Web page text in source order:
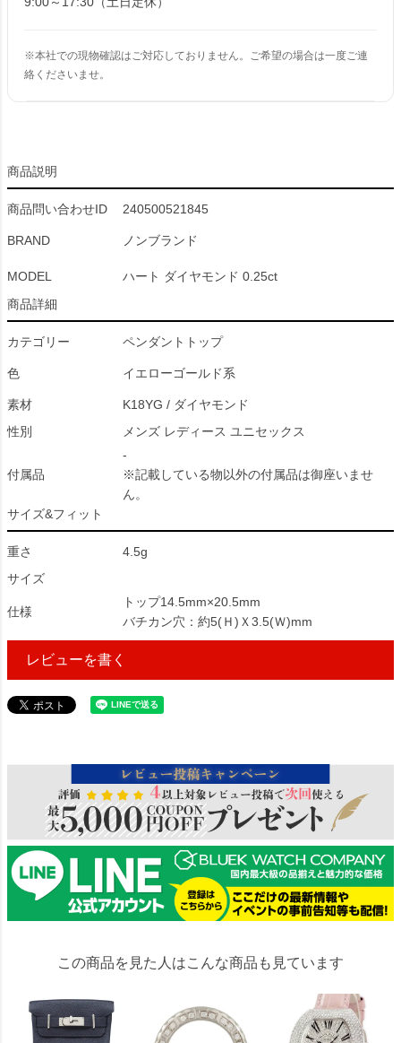
※本社での現物確認はご対応しておりません。ご希望の場合は一度ご連
絡くださいませ。
商品説明
商品問い合わせID 240500521845
BRAND ノンブランド
MODEL
ハート ダイヤモンド 0.25ct
商品詳細
カテゴリー ペンダントトップ
色 イエローゴールド系
素材
K18YG / ダイヤモンド
性別
メンズ レディース ユニセックス
付属品
-
※記載している物以外の付属品は御座いませ
ん。
サイズ&フィット
重さ
4.5g
サイズ
仕様
トップ14.5mm×20.5mm
バチカン穴：約5(Ｈ)Ｘ3.5(Ｗ)mm
レビューを書く
この商品を見た人はこんな商品も見ています